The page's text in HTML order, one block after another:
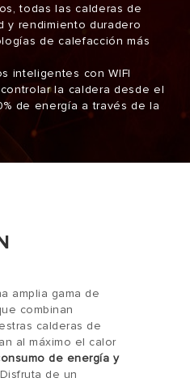
todas las calderas de
y rendimiento duradero
de calefacción más
inteligentes con WIFI
la caldera desde el
de energía a través de la
amplia gama de
combinan
calderas de
al máximo el calor
de energía y
de un